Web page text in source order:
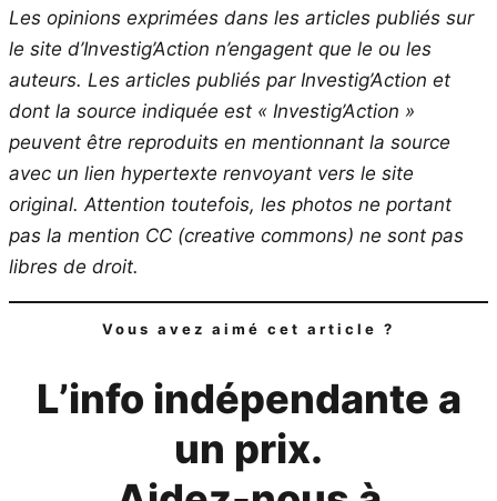
Les opinions exprimées dans les articles publiés sur
le site d’Investig’Action n’engagent que le ou les
auteurs. Les articles publiés par Investig’Action et
dont la source indiquée est « Investig’Action »
peuvent être reproduits en mentionnant la source
avec un lien hypertexte renvoyant vers le site
original. Attention toutefois, les photos ne portant
pas la mention CC (creative commons) ne sont pas
libres de droit.
Vous avez aimé cet article ?
L’info indépendante a
un prix.